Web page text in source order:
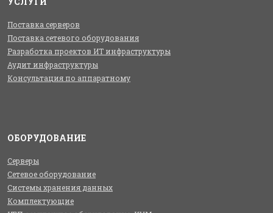
Поставка серверов
Поставка сетевого оборудования
Разработка проектов ИТ инфраструктуры
Аудит инфраструктуры
Консультация по аппаратному
ОБОРУДОВАНИЕ
Серверы
Сетевое оборудование
Системы хранения данных
Комплектующие